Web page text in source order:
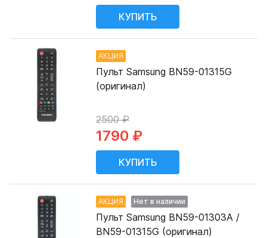
АКЦИЯ
Пульт Samsung BN59-01315G
(оригинал)
2500 ₽
1790 ₽
АКЦИЯ Нет в наличии
Пульт Samsung BN59-01303A /
BN59-01315G (оригинал)